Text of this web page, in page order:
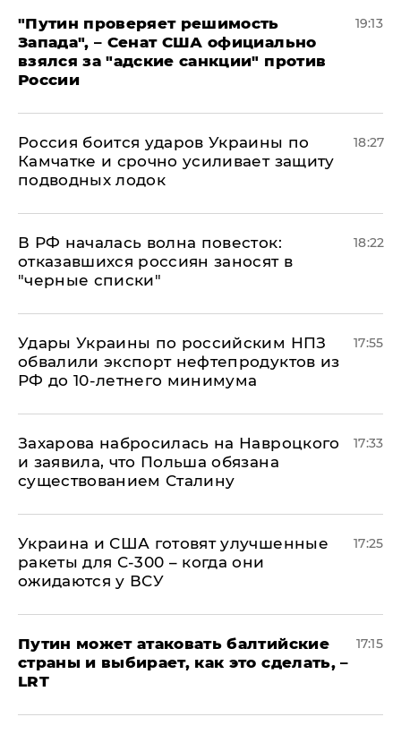
"Путин проверяет решимость
Запада", – Сенат США официально
взялся за "адские санкции" против
России
19:13
Россия боится ударов Украины по
Камчатке и срочно усиливает защиту
подводных лодок
18:27
​В РФ началась волна повесток:
отказавшихся россиян заносят в
"черные списки"
18:22
Удары Украины по российским НПЗ
обвалили экспорт нефтепродуктов из
РФ до 10-летнего минимума
17:55
​Захарова набросилась на Навроцкого
и заявила, что Польша обязана
существованием Сталину
17:33
Украина и США готовят улучшенные
ракеты для С-300 – когда они
ожидаются у ВСУ
17:25
Путин может атаковать балтийские
страны и выбирает, как это сделать, –
LRT
17:15